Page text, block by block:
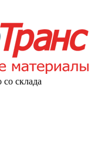
со склада